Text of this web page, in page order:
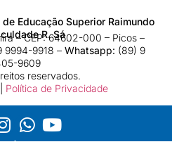
Educação Superior Raimundo
R. Sá
– CEP: 64602-000 – Picos –
9994-9918​ – Whatsapp: (89) 9
9609
reservados.
Política de Privacidade